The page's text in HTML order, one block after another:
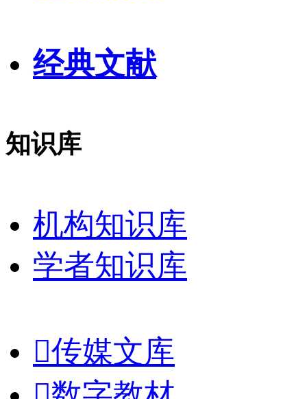
经典文献
知识库
机构知识库
学者知识库
传媒文库